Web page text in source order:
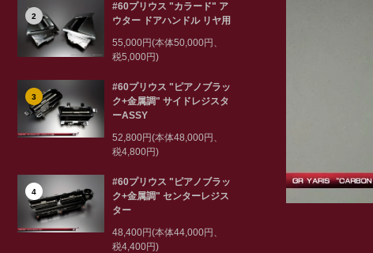
2
#60プリウス "カラード" ア
ウター ドアハンドル リヤ用
55,000円(本体50,000円、
税5,000円)
3
#60プリウス "ピアノブラッ
ク+金属調" サイドレジスタ
ーASSY
52,800円(本体48,000円、
税4,800円)
4
#60プリウス "ピアノブラッ
ク+金属調" センターレジス
ター
48,400円(本体44,000円、
税4,400円)